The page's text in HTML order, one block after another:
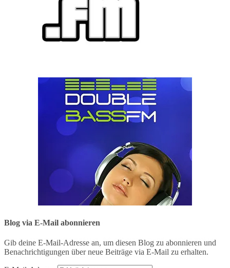
Blog via E-Mail abonnieren
Gib deine E-Mail-Adresse an, um diesen Blog zu abonnieren und
Benachrichtigungen über neue Beiträge via E-Mail zu erhalten.